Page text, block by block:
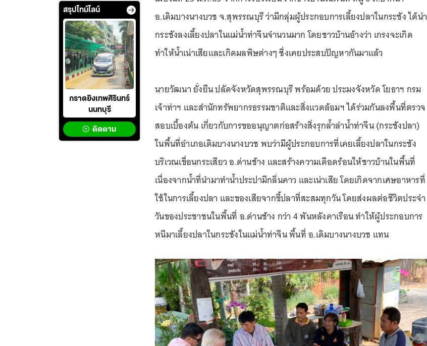
สรุปไทม์ไลน์
กราดยิงเทพศิรินทร์
นนทบุรี
ติดตาม
อ.เดิมบางนางบวช จ.สุพรรณบุรี ว่ามีกลุ่มผู้ประกอบการเลี้ยงปลาในกระชัง ได้นำ
กระชังลงเลี้ยงปลาในแม่น้ำท่าจีนจำนวนมาก โดยชาวบ้านอ้างว่า เกรงจะเกิด
ทำให้น้ำเน่าเสียและเกิดมลพิษต่างๆ ซึ่งเคยประสบปัญหากันมาแล้ว
นายวัฒนา ยั่งยืน ปลัดจังหวัดสุพรรณบุรี พร้อมด้วย ประมงจังหวัด โยธาฯ กรม
เจ้าท่าฯ และสำนักทรัพยากรธรรมชาติและสิ่งแวดล้อมฯ ได้ร่วมกันลงพื้นที่ตรวจ
สอบเบื้องต้น เกี่ยวกับการขออนุญาตก่อสร้างสิ่งรุกล้ำลำน้ำท่าจีน (กระชังปลา)
ในพื้นที่อำเภอเดิมบางนางบวช พบว่ามีผู้ประกอบการที่เคยเลี้ยงปลาในกระชัง
บริเวณเขื่อนกระเสียว อ.ด่านช้าง และสร้างความเดือดร้อนให้ชาวบ้านในพื้นที่
เนื่องจากน้ำที่นำมาทำน้ำประปามีกลิ่นคาว และเน่าเสีย โดยเกิดจากเศษอาหารที่
ใช้ในการเลี้ยงปลา และของเสียจากขี้ปลาที่สะสมทุกวัน โดยส่งผลต่อชีวิตประจำ
วันของประชาชนในพื้นที่ อ.ด่านช้าง กว่า 4 พันหลังคาเรือน ทำให้ผู้ประกอบการ
หนีมาเลี้ยงปลาในกระชังในแม่น้ำท่าจีน พื้นที่ อ.เดิมบางนางบวช แทน